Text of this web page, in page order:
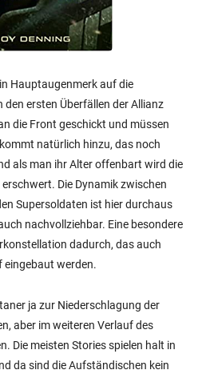
Hauptaugenmerk auf die
ersten Überfällen der Allianz
die Front geschickt und müssen
natürlich hinzu, das noch
als man ihr Alter offenbart wird die
Die Dynamik zwischen
Supersoldaten ist hier durchaus
nachvollziehbar. Eine besondere
dadurch, das auch
eingebaut werden.
ja zur Niederschlagung der
aber im weiteren Verlauf des
Die meisten Stories spielen halt in
da sind die Aufständischen kein